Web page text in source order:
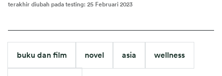
terakhir diubah pada testing: 25 Februari 2023
buku dan film novel asia wellness